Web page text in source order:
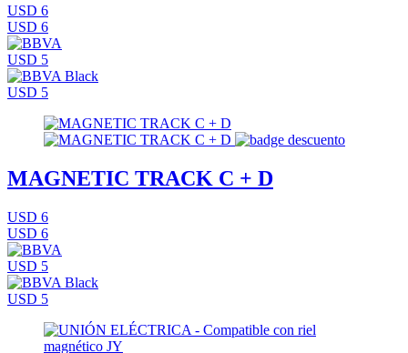
USD 6
USD 6
USD 5
USD 5
MAGNETIC TRACK C + D
USD 6
USD 6
USD 5
USD 5